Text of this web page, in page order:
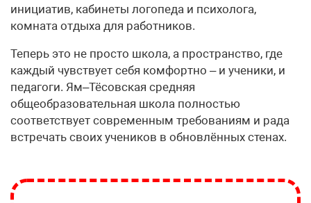
инициатив, кабинеты логопеда и психолога,
комната отдыха для работников.
Теперь это не просто школа, а пространство, где
каждый чувствует себя комфортно – и ученики, и
педагоги. Ям–Тёсовская средняя
общеобразовательная школа полностью
соответствует современным требованиям и рада
встречать своих учеников в обновлённых стенах.